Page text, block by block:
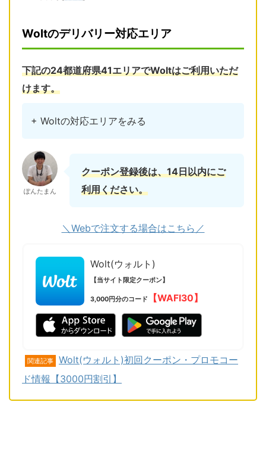
Woltのデリバリー対応エリア
下記の24都道府県41エリアでWoltはご利用いただ
けます。
+ Woltの対応エリアをみる
ぽんたまん
クーポン登録後は、14日以内にご
利用ください。
＼Webで注文する場合はこちら／
Wolt(ウォルト)
【当サイト限定クーポン】
3,000円分のコード 【WAFI30】
関連記事
Wolt(ウォルト)初回クーポン・プロモコー
ド情報【3000円割引】